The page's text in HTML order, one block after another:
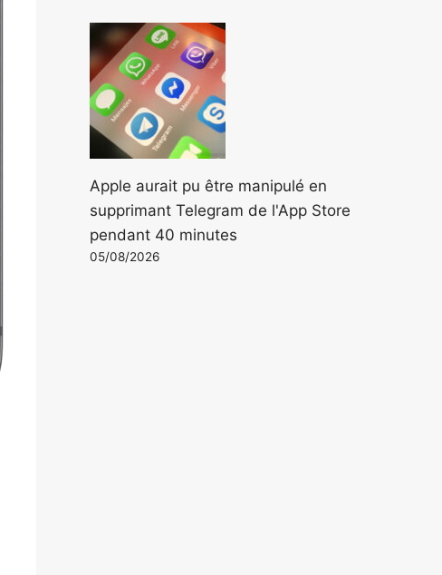
Apple aurait pu être manipulé en
supprimant Telegram de l'App Store
pendant 40 minutes
05/08/2026